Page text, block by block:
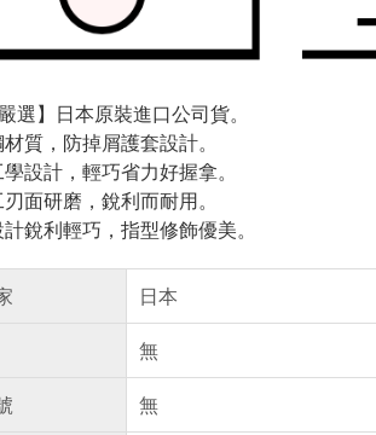
選】日本原裝進口公司貨。
質，防掉屑護套設計。
設計，輕巧省力好握拿。
面研磨，銳利而耐用。
銳利輕巧，指型修飾優美。
日本
無
無